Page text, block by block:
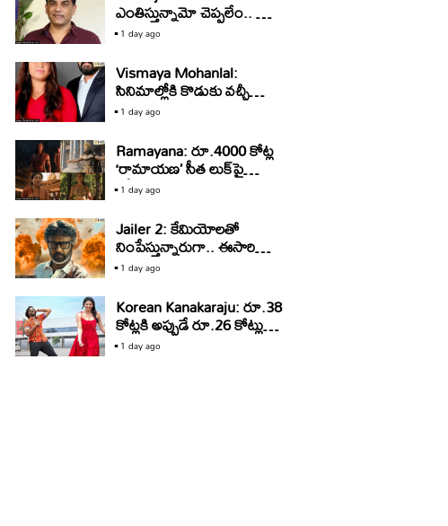
ఎంతిస్తున్నామో చెప్పలేం.. కానీ
ఆ మాటలు నమ్మొద్దు: దిల్‌
రాజు
1 day ago
Vismaya Mohanlal:
సినిమాల్లోకి కొడుకు వచ్చీ
వెళ్తున్నాడు.. ఇప్పుడు కూతురు
వచ్చింది
1 day ago
Ramayana: రూ.4000 కోట్ల
‘రామాయణ’ సీత లుక్‌పై
ట్రోల్స్‌.. కాస్ట్యూమ్‌ డిజైనర్ల
రియాక్షన్‌ ఇదే!
1 day ago
Jailer 2: కేమియోలతో
నింపేస్తున్నారుగా.. ఈసారి
మొత్తం ఎనిమిది మంది
వస్తారట
1 day ago
Korean Kanakaraju: రూ.38
కోట్లకి అప్పుడే రూ.26 కోట్లు…
‘కనకరాజు’ కనకవర్షం
కురిపించే ఛాన్స్ ఉందా?
1 day ago